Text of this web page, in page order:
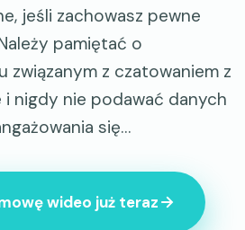
jeśli zachowasz pewne
pamiętać o
z czatowaniem z
i nigdy nie podawać danych
się…
wideo już teraz